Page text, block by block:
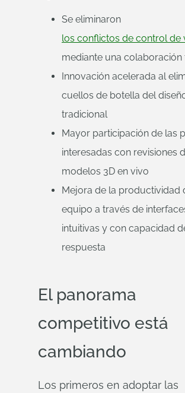
Se eliminaron
los conflictos de control de
mediante una colaboración
Innovación acelerada al
cuellos de botella del
tradicional
Mayor participación de las
interesadas con revisiones
modelos 3D en vivo
Mejora de la productividad
equipo a través de
intuitivas y con capacidad
respuesta
El panorama
competitivo está
cambiando
Los primeros en adoptar las